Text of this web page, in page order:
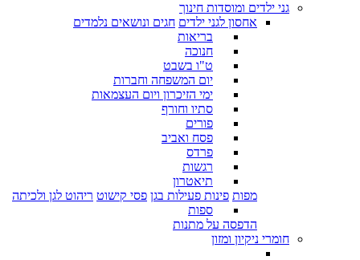
גני ילדים ומוסדות חינוך
אחסון לגני ילדים חגים ונושאים נלמדים
בריאות
חנוכה
ט"ו בשבט
יום המשפחה וחברות
ימי הזיכרון ויום העצמאות
סתיו וחורף
פורים
פסח ואביב
פרדס
רגשות
תיאטרון
מפות פינות פעילות בגן פסי קישוט ריהוט לגן ולכיתה
ספות
הדפסה על מתנות
חומרי ניקיון ומזון